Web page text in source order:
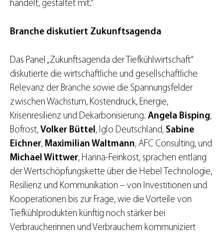
handelt, gestaltet mit.“
Branche diskutiert Zukunftsagenda
Das Panel „Zukunftsagenda der Tiefkühlwirtschaft“
diskutierte die wirtschaftliche und gesellschaftliche
Relevanz der Branche sowie die Spannungsfelder
zwischen Wachstum, Kostendruck, Energie,
Krisenresilienz und Dekarbonisierung. Angela Bisping,
Bofrost, Volker Büttel , Iglo Deutschland, Sabine
Eichner, Maximilian Waltmann, AFC Consulting, und
Michael Wittwer, Hanna-Feinkost, sprachen entlang
der Wertschöpfungskette über die Hebel Technologie,
Resilienz und Kommunikation – von Investitionen und
Kooperationen bis zur Frage, wie die Vorteile von
Tiefkühlprodukten künftig noch stärker bei
Verbraucherinnen und Verbrauchern kommuniziert